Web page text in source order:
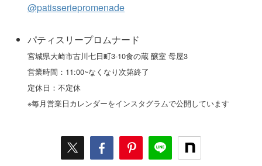
@patisseriepromenade
パティスリープロムナード
宮城県大崎市古川七日町3-10食の蔵 醸室 母屋3
営業時間：11:00~なくなり次第終了
定休日：不定休
※毎月営業日カレンダーをインスタグラムで公開しています